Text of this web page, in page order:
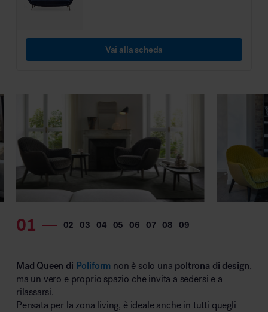
Vai alla scheda
Mad Queen di Poliform non è solo una poltrona di design,
ma un vero e proprio spazio che invita a sedersi e a
rilassarsi.
Pensata per la zona living, è ideale anche in tutti quegli